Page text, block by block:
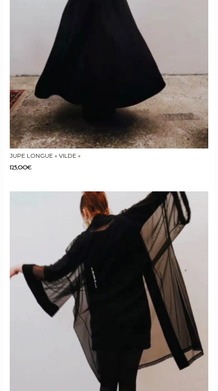
JUPE LONGUE « VILDE »
125,00€